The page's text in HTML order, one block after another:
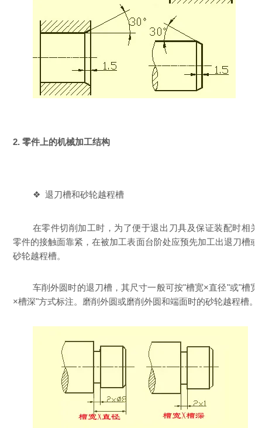
2. 零件上的机械加工结构
❖ 退刀槽和砂轮越程槽
在零件切削加工时，为了便于退出刀具及保证装配时相关
零件的接触面靠紧，在被加工表面台阶处应预先加工出退刀槽或
砂轮越程槽。
车削外圆时的退刀槽，其尺寸一般可按"槽宽×直径"或"槽宽
×槽深"方式标注。磨削外圆或磨削外圆和端面时的砂轮越程槽。